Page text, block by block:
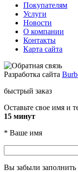
Покупателям
Услуги
Новости
О компании
Контакты
Карта сайта
Разработка сайта
быстрый заказ
Оставьте свое имя и
15 минут
* Ваше имя
Вы забыли заполнить